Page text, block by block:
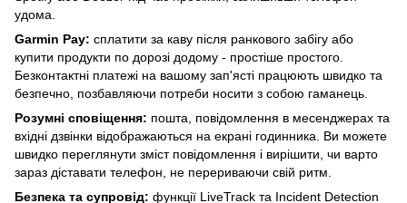
удома.
Garmin Pay: сплатити за каву після ранкового забігу або
купити продукти по дорозі додому - простіше простого.
Безконтактні платежі на вашому зап'ясті працюють швидко та
безпечно, позбавляючи потреби носити з собою гаманець.
Розумні сповіщення: пошта, повідомлення в месенджерах та
вхідні дзвінки відображаються на екрані годинника. Ви можете
швидко переглянути зміст повідомлення і вирішити, чи варто
зараз діставати телефон, не перериваючи свій ритм.
Безпека та супровід: функції LiveTrack та Incident Detection